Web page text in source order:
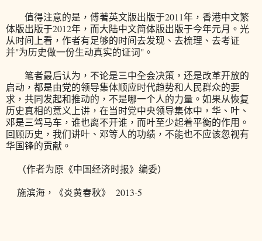
值得注意的是，傅著英文版出版于2011年，香港中文繁
体版出版于2012年，而大陆中文简体版出版于今年元月。光
从时间上看，作者有足够的时间去发现、去梳理、去考证
并"为历史做一份生动真实的证词"。
笔者最后认为，不论是三中全会决策，还是改革开放的
启动，都是由党的领导集体顺应时代趋势和人民群众的要
求，共同发起和推动的，不是哪一个人的力量。如果从恢复
历史真相的意义上讲，在当时党中央领导集体中，华、叶、
邓是三驾马车，谁也离不开谁，而叶至少起着平衡的作用。
回顾历史，我们讲叶、邓等人的功绩，不能也不应该忽视有
华国锋的贡献。
（作者为原《中国经济时报》编委）
施滨海，《炎黄春秋》 2013-5